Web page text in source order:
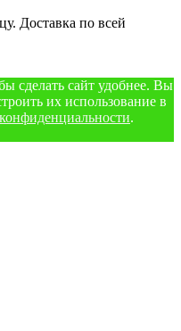
Доставка по всей
сделать сайт удобнее. Вы
их использование в
.